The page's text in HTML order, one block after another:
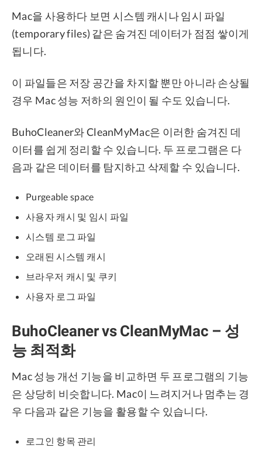
Mac을 사용하다 보면 시스템 캐시나 임시 파일
(temporary files) 같은 숨겨진 데이터가 점점 쌓이게
됩니다.
이 파일들은 저장 공간을 차지할 뿐만 아니라 손상될
경우 Mac 성능 저하의 원인이 될 수도 있습니다.
BuhoCleaner와 CleanMyMac은 이러한 숨겨진 데
이터를 쉽게 정리할 수 있습니다. 두 프로그램은 다
음과 같은 데이터를 탐지하고 삭제할 수 있습니다.
Purgeable space
사용자 캐시 및 임시 파일
시스템 로그 파일
오래된 시스템 캐시
브라우저 캐시 및 쿠키
사용자 로그 파일
BuhoCleaner vs CleanMyMac – 성
능 최적화
Mac 성능 개선 기능을 비교하면 두 프로그램의 기능
은 상당히 비슷합니다. Mac이 느려지거나 멈추는 경
우 다음과 같은 기능을 활용할 수 있습니다.
로그인 항목 관리